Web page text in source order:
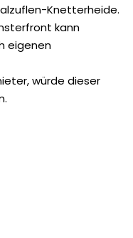
Knetterheide.
kann
eigenen
würde dieser